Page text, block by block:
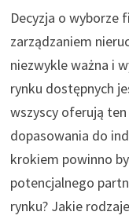
Decyzja o wyborze
zarządzaniem
niezwykle ważna i
rynku dostępnych
wszyscy oferują
dopasowania do
krokiem powinno
potencjalnego
rynku? Jakie